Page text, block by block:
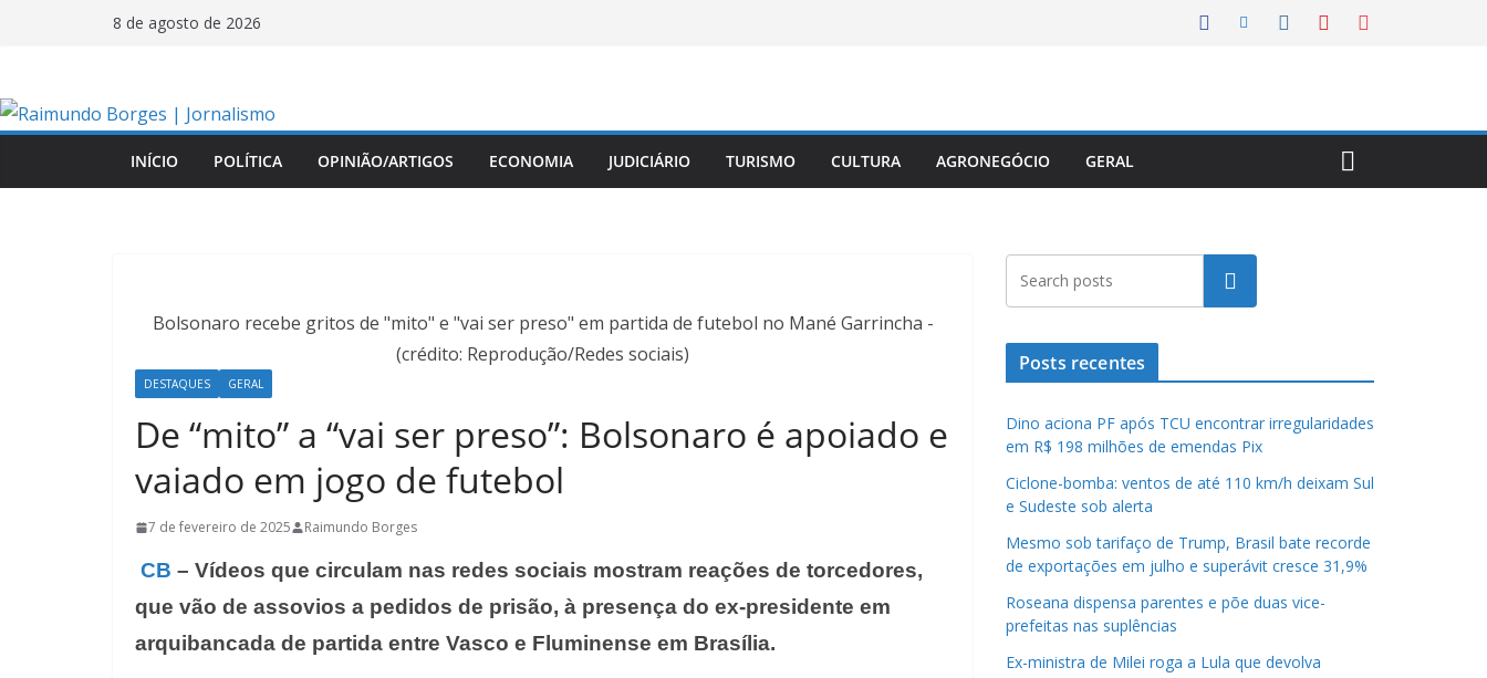
conteúdo
8 de agosto de 2026
INÍCIO POLÍTICA OPINIÃO/ARTIGOS ECONOMIA JUDICIÁRIO TURISMO CULTURA AGRONEGÓCIO GERAL
Bolsonaro recebe gritos de "mito" e "vai ser preso" em partida de futebol no Mané Garrincha -
(crédito: Reprodução/Redes sociais)
DESTAQUES GERAL
De “mito” a “vai ser preso”: Bolsonaro é apoiado e
vaiado em jogo de futebol
7 de fevereiro de 2025 Raimundo Borges
CB – Vídeos que circulam nas redes sociais mostram reações de torcedores,
que vão de assovios a pedidos de prisão, à presença do ex-presidente em
arquibancada de partida entre Vasco e Fluminense em Brasília.
Pesquisar
Posts recentes
Dino aciona PF após TCU encontrar irregularidades
em R$ 198 milhões de emendas Pix
Ciclone-bomba: ventos de até 110 km/h deixam Sul
e Sudeste sob alerta
Mesmo sob tarifaço de Trump, Brasil bate recorde
de exportações em julho e superávit cresce 31,9%
Roseana dispensa parentes e põe duas vice-
prefeitas nas suplências
Ex-ministra de Milei roga a Lula que devolva